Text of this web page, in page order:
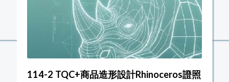
114-2 TQC+商品造形設計Rhinoceros證照